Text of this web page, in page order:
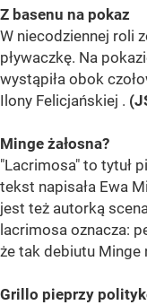
Z basenu na pokaz
W niecodziennej roli
pływaczkę. Na
wystąpiła obok
Ilony Felicjańskiej .
Minge żałosna?
"Lacrimosa" to tytuł
tekst napisała Ewa
jest też autorką
lacrimosa oznacza:
że tak debiutu Minge
Grillo pieprzy